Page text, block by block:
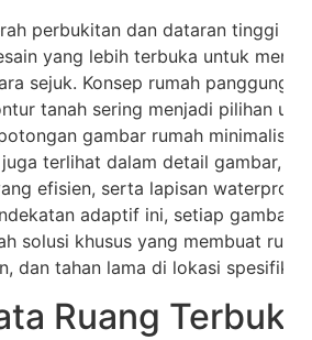
perbukitan dan dataran tinggi
yang lebih terbuka untuk
sejuk. Konsep rumah panggung
tanah sering menjadi pilihan
gambar rumah minimalis
terlihat dalam detail gambar,
efisien, serta lapisan
adaptif ini, setiap gambar
solusi khusus yang membuat
dan tahan lama di lokasi
Ruang